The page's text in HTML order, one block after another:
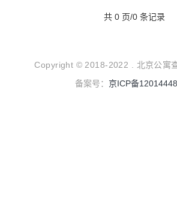
共 0 页/0 条记录
Copyright © 2018-2022 . 北京公寓
备案号： 京ICP备